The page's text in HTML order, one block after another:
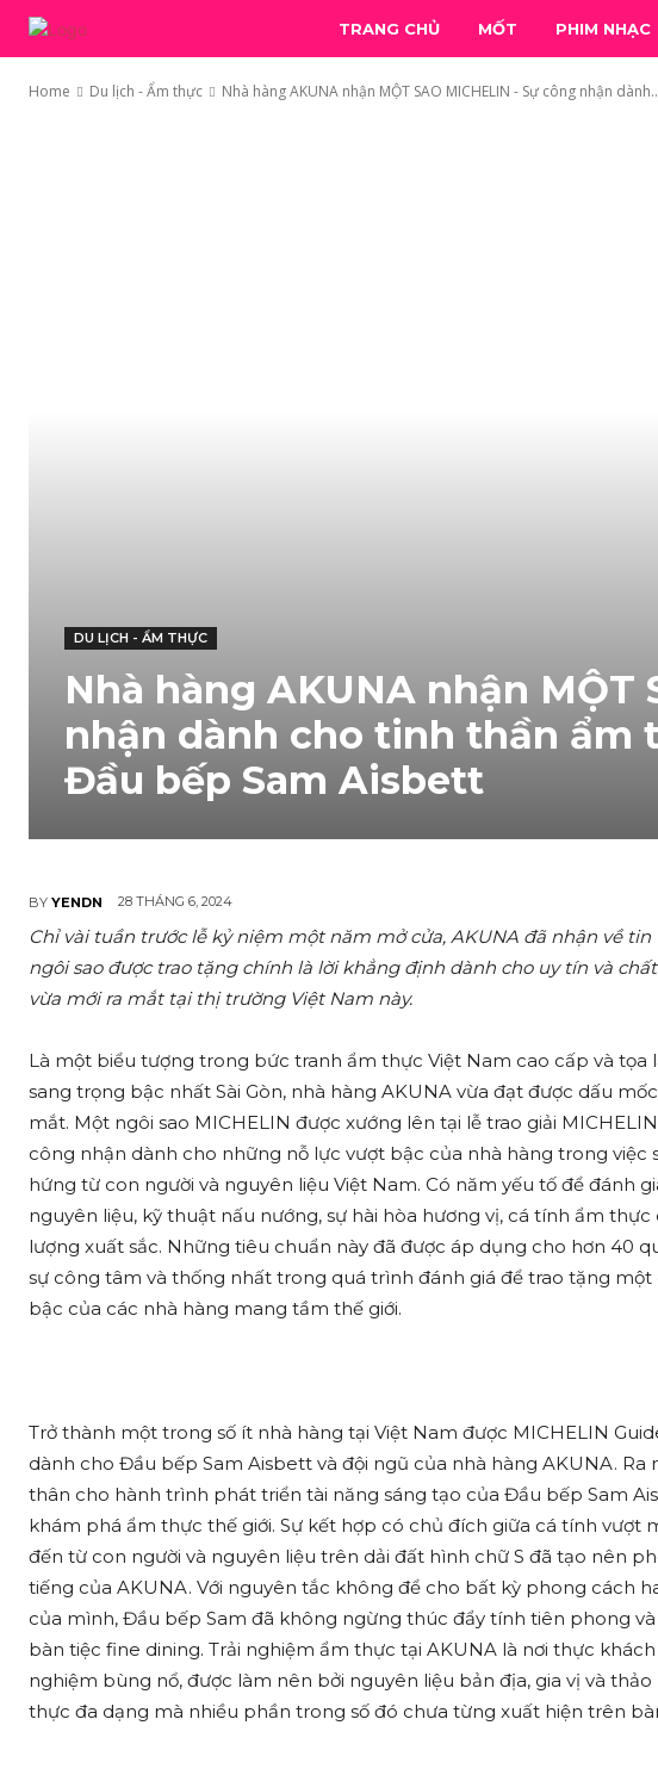
TRANG CHỦ MỐT PHIM NHẠC
Home Du lịch - Ẩm thực Nhà hàng AKUNA nhận MỘT SAO MICHELIN - Sự công nhận
DU LỊCH - ẨM THỰC
Nhà hàng AKUNA nhận MỘT
nhận dành cho tinh thần ẩm
Đầu bếp Sam Aisbett
BY YENDN 28 THÁNG 6, 2024
Chỉ vài tuần trước lễ kỷ niệm một năm mở cửa, AKUNA đã nhận về
ngôi sao được trao tặng chính là lời khẳng định dành cho uy tín và
vừa mới ra mắt tại thị trường Việt Nam này.
Là một biểu tượng trong bức tranh ẩm thực Việt Nam cao cấp và tọa
sang trọng bậc nhất Sài Gòn, nhà hàng AKUNA vừa đạt được dấu
mắt. Một ngôi sao MICHELIN được xướng lên tại lễ trao giải
công nhận dành cho những nỗ lực vượt bậc của nhà hàng trong việc
hứng từ con người và nguyên liệu Việt Nam. Có năm yếu tố để đánh
nguyên liệu, kỹ thuật nấu nướng, sự hài hòa hương vị, cá tính ẩm
lượng xuất sắc. Những tiêu chuẩn này đã được áp dụng cho hơn 40
sự công tâm và thống nhất trong quá trình đánh giá để trao tặng
bậc của các nhà hàng mang tầm thế giới.
Trở thành một trong số ít nhà hàng tại Việt Nam được MICHELIN
dành cho Đầu bếp Sam Aisbett và đội ngũ của nhà hàng AKUNA.
thân cho hành trình phát triển tài năng sáng tạo của Đầu bếp Sam
khám phá ẩm thực thế giới. Sự kết hợp có chủ đích giữa cá tính vượt
đến từ con người và nguyên liệu trên dải đất hình chữ S đã tạo nên
tiếng của AKUNA. Với nguyên tắc không để cho bất kỳ phong cách
của mình, Đầu bếp Sam đã không ngừng thúc đẩy tính tiên phong
bàn tiệc fine dining. Trải nghiệm ẩm thực tại AKUNA là nơi thực
nghiệm bùng nổ, được làm nên bởi nguyên liệu bản địa, gia vị và
thực đa dạng mà nhiều phần trong số đó chưa từng xuất hiện trên